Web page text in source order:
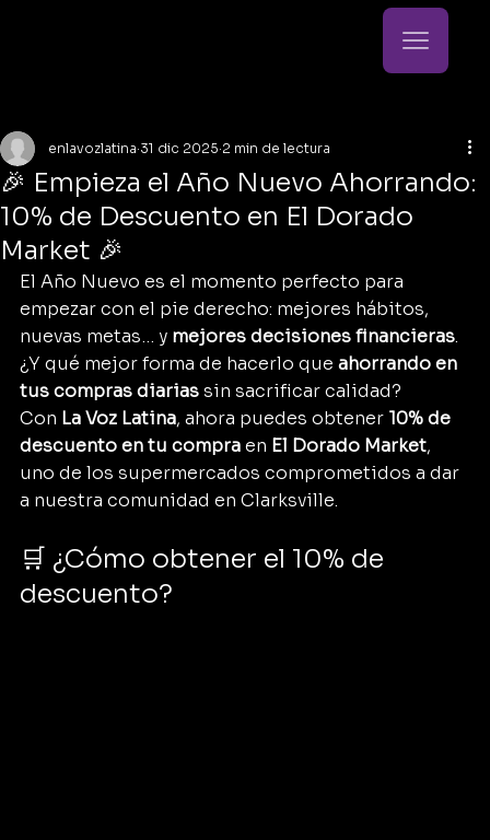
🎉 Empieza el Año Nuevo Ahorrando:
10% de Descuento en El Dorado
Market 🎉
enlavozlatina 31 dic 2025 2 min de lectura
El Año Nuevo es el momento perfecto para
empezar con el pie derecho: mejores hábitos,
nuevas metas… y mejores decisiones financieras.
¿Y qué mejor forma de hacerlo que ahorrando en
tus compras diarias sin sacrificar calidad?
Con La Voz Latina, ahora puedes obtener 10% de
descuento en tu compra en El Dorado Market,
uno de los supermercados comprometidos a dar
a nuestra comunidad en Clarksville.
🛒 ¿Cómo obtener el 10% de
descuento?